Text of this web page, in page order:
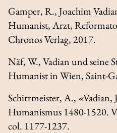
Gamper, R.,Joachim
Humanist, Arzt,
Chronos Verlag, 2017.
Näf, W.,Vadian und seine
Humanist in Wien, Saint-
Schirrmeister, A., «Vadian,
Humanismus 1480-1520.
col. 1177-1237.